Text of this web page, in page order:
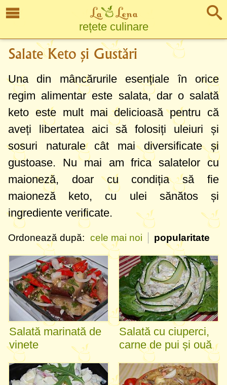
rețete culinare
Salate Keto și Gustări
Una din mâncărurile esențiale în orice
regim alimentar este salata, dar o salată
keto este mult mai delicioasă pentru că
aveți libertatea aici să folosiți uleiuri și
sosuri naturale cât mai diversificate și
gustoase. Nu mai am frica salatelor cu
maioneză, doar cu condiția să fie
maioneză keto, cu ulei sănătos și
ingrediente verificate.
Ordonează după: cele mai noi popularitate
Salată marinată de
vinete
Salată cu ciuperci,
carne de pui și ouă